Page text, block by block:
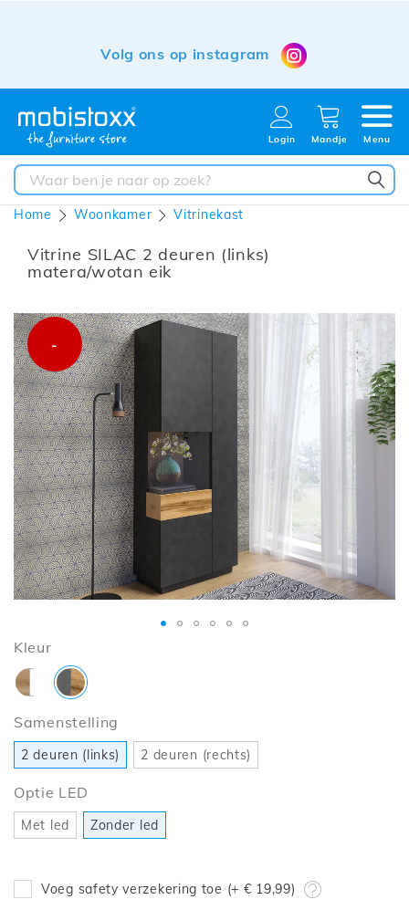
Volg ons op instagram
Login Mandje Menu
Home Woonkamer Vitrinekast
Vitrine SILAC 2 deuren (links)
matera/wotan eik
Ga
naar
het
einde
van
de
afbeeldingen-
gallerij
-
Ga
naar
het
van
de
afbeeldingen-
gallerij
Kleur
Samenstelling
2 deuren (links) 2 deuren (rechts)
Optie LED
Met led Zonder led
Voeg safety verzekering toe (+ € 19,99)